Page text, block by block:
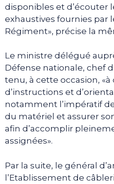
disponibles et d’écouter
exhaustives fournies par
Régiment», précise la
Le ministre délégué
Défense nationale, chef
tenu, à cette occasion,
d’instructions et
notamment l’impératif
du matériel et assurer
afin d’accomplir
assignées».
Par la suite, le général
l’Etablissement de